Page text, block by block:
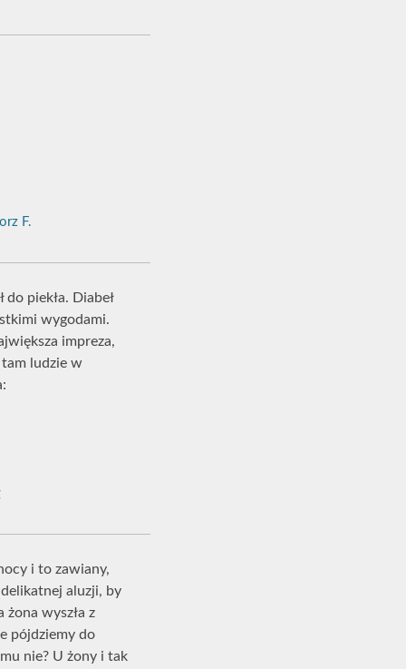
F.
piekła. Diabeł
wygodami.
impreza,
ludzie w
i to zawiany,
delikatnej aluzji, by
żona wyszła z
pójdziemy do
nie? U żony i tak